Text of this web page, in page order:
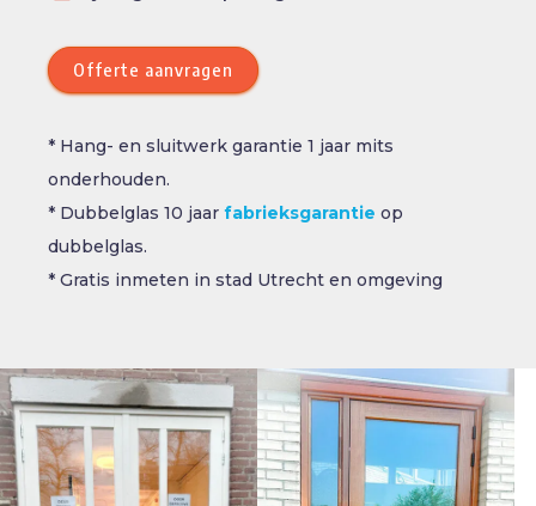
Offerte aanvragen
* Hang- en sluitwerk garantie 1 jaar mits
onderhouden.
* Dubbelglas 10 jaar fabrieksgarantie op
dubbelglas.
* Gratis inmeten in stad Utrecht en omgeving